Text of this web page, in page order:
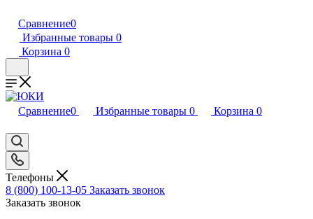
Сравнение0
Избранные товары 0
Корзина 0
Сравнение0 Избранные товары 0 Корзина 0
Телефоны
8 (800) 100-13-05 Заказать звонок
Заказать звонок